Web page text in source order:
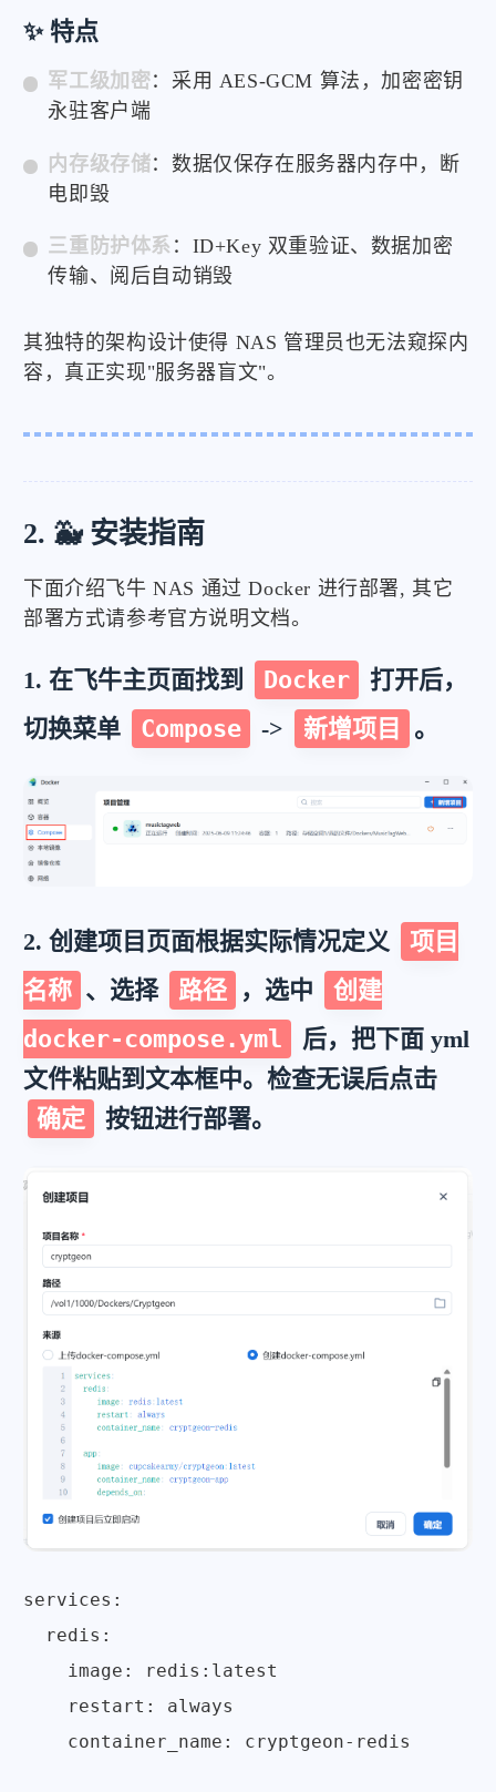
✨ 特点
军工级加密：采用 AES-GCM 算法，加密密钥
永驻客户端
内存级存储：数据仅保存在服务器内存中，断
电即毁
三重防护体系 ：ID+Key 双重验证、数据加密
传输、阅后自动销毁
其独特的架构设计使得 NAS 管理员也无法窥探内
容，真正实现"服务器盲文"。
2. 🐳 安装指南
下面介绍飞牛 NAS 通过 Docker 进行部署, 其它
部署方式请参考官方说明文档。
1. 在飞牛主页面找到 Docker
打开后，
切换菜单
Compose -> 新增项目 。
2. 创建项目页面根据实际情况定义
项目
名称 、选择 路径 ，选中
创建
docker-compose.yml
后，把下面 yml
文件粘贴到文本框中。检查无误后点击
确定
按钮进行部署。
services:
  redis:
    image: redis:latest
    restart: always
    container_name: cryptgeon-redis